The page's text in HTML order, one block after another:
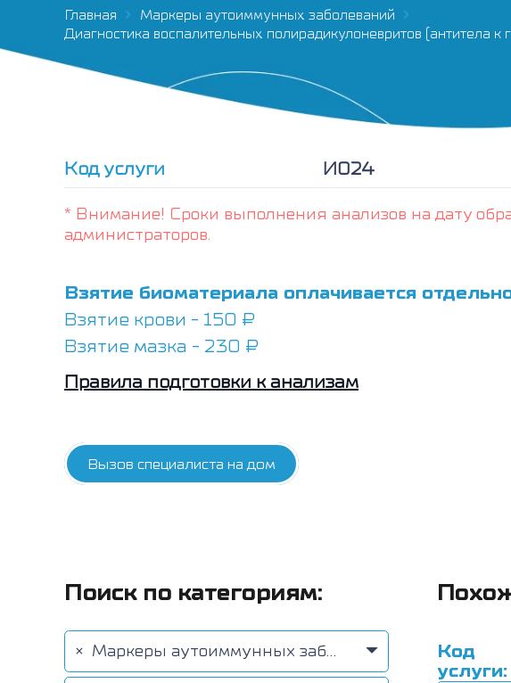
Главная
Маркеры аутоиммунных заболеваний
Диагностика воспалительных полирадикулоневритов (антитела к
Код услуги И024
* Внимание! Сроки выполнения анализов на дату
администраторов.
Взятие биоматериала оплачивается
Взятие крови - 150 ₽
Взятие мазка - 230 ₽
Правила подготовки к анализам
Вызов специалиста на дом
Поиск по категориям:
× Маркеры аутоиммунных заболеваний (59)
Код
услуги: